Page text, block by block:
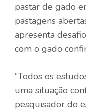
pastar de gado
pastagens
apresenta
com o gado
“Todos os
uma situação
pesquisador do